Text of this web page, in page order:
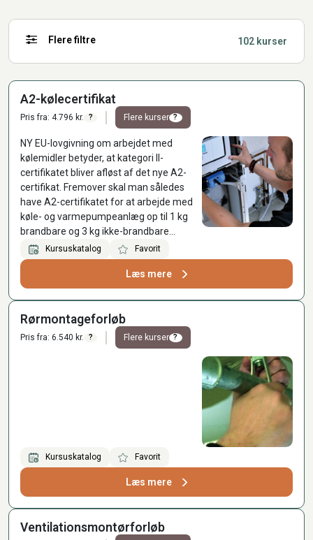
Flere filtre 102 kurser
A2-kølecertifikat
Pris fra: 4.796 kr. ? Flere kurser ?
NY EU-lovgivning om arbejdet med
kølemidler betyder, at kategori II-
certifikatet bliver afløst af det nye A2-
certifikat. Fremover skal man således
have A2-certifikatet for at arbejde med
køle- og varmepumpeanlæg op til 1 kg
brandbare og 3 kg ikke-brandbare
kølemidler i Danmark (og 3 kg uanset
kølemiddeltype i resten af EU).
Kursuskatalog Favorit
Læs mere
Rørmontageforløb
Pris fra: 6.540 kr. ? Flere kurser ?
Kursuskatalog Favorit
Læs mere
Ventilationsmontørforløb